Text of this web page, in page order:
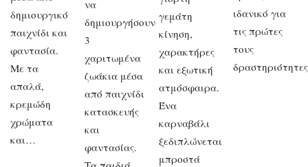
δημιουργικό
παιχνίδι και
φαντασία.
Με τα
απαλά,
κρεμώδη
χρώματα
και…
να
δημιουργήσουν
3
χαριτωμένα
ζωάκια μέσα
από παιχνίδι
κατασκευής
και
φαντασίας.
γεμάτη
κίνηση,
χαρακτήρες
και εξωτική
ατμόσφαιρα.
Ένα
καρναβάλι
ξεδιπλώνεται
μπροστά
ιδανικό για
τις πρώτες
τους